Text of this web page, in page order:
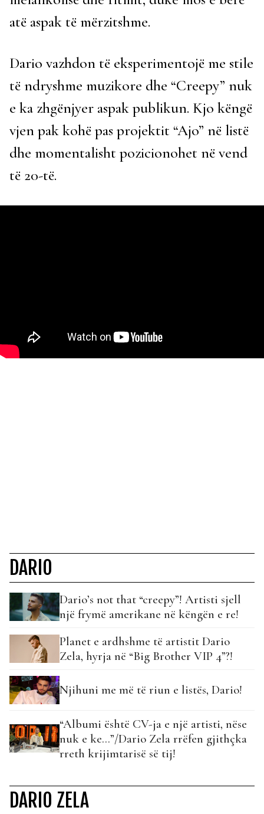
atë aspak të mërzitshme.
Dario vazhdon të eksperimentojë me stile
të ndryshme muzikore dhe “Creepy” nuk
e ka zhgënjyer aspak publikun. Kjo këngë
vjen pak kohë pas projektit “Ajo” në listë
dhe momentalisht pozicionohet në vend
të 20-të.
DARIO
Dario’s not that “creepy”! Artisti sjell
një frymë amerikane në këngën e re!
Planet e ardhshme të artistit Dario
Zela, hyrja në “Big Brother VIP 4”?!
Njihuni me më të riun e listës, Dario!
“Albumi është CV-ja e një artisti, nëse
nuk e ke…”/Dario Zela rrëfen gjithçka
rreth krijimtarisë së tij!
DARIO ZELA